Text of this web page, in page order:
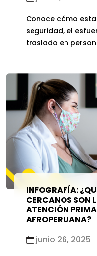
Conoce cómo
seguridad, el
traslado en
INFOGRAFÍA:
CERCANOS SON
ATENCIÓN
AFROPERUANA?
junio 26, 2025